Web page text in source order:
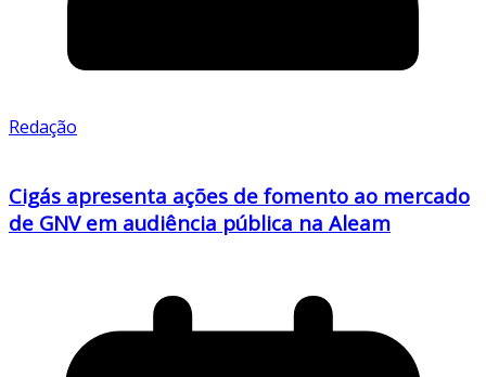
Redação
Cigás apresenta ações de fomento ao mercado
de GNV em audiência pública na Aleam